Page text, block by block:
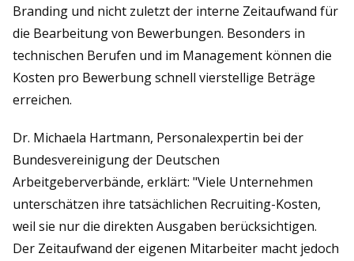
Branding und nicht zuletzt der interne Zeitaufwand für
die Bearbeitung von Bewerbungen. Besonders in
technischen Berufen und im Management können die
Kosten pro Bewerbung schnell vierstellige Beträge
erreichen.
Dr. Michaela Hartmann, Personalexpertin bei der
Bundesvereinigung der Deutschen
Arbeitgeberverbände, erklärt: "Viele Unternehmen
unterschätzen ihre tatsächlichen Recruiting-Kosten,
weil sie nur die direkten Ausgaben berücksichtigen.
Der Zeitaufwand der eigenen Mitarbeiter macht jedoch